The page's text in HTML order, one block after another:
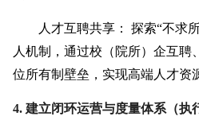
人才互聘共享：
探索“不求
人机制，通过校（院所）企互聘
位所有制壁垒，实现高端人才资
4. 建立闭环运营与度量体系（执